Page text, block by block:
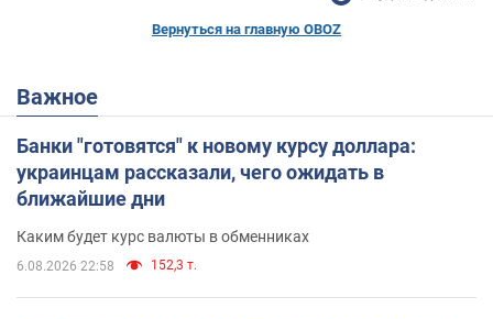
Вернуться на главную OBOZ
Важное
Банки "готовятся" к новому курсу доллара:
украинцам рассказали, чего ожидать в
ближайшие дни
Каким будет курс валюты в обменниках
6.08.2026 22:58 152,3 т.